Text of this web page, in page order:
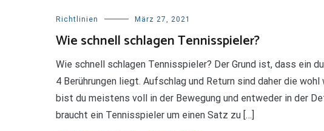
Richtlinien März 27, 2021
Wie schnell schlagen Tennisspieler?
Wie schnell schlagen Tennisspieler? Der Grund ist, dass ein
4 Berührungen liegt. Aufschlag und Return sind daher die
bist du meistens voll in der Bewegung und entweder in der
braucht ein Tennisspieler um einen Satz zu […]